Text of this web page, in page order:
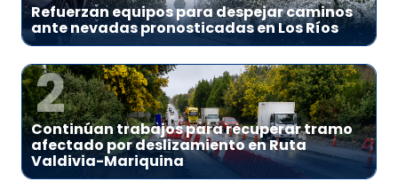
Refuerzan equipos para despejar caminos
ante nevadas pronosticadas en Los Ríos
2
Continúan trabajos para recuperar tramo
afectado por deslizamiento en Ruta
Valdivia-Mariquina